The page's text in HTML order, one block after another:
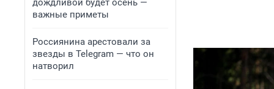
дождливой будет осень —
важные приметы
Россиянина арестовали за
звезды в Telegram — что он
натворил